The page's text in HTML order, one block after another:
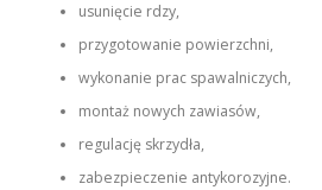
usunięcie rdzy,
przygotowanie powierzchni,
wykonanie prac spawalniczych,
montaż nowych zawiasów,
regulację skrzydła,
zabezpieczenie antykorozyjne.